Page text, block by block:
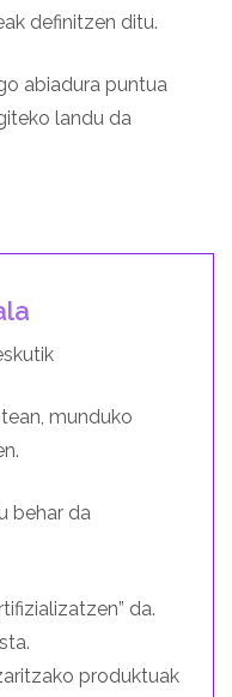
definitzen ditu.
abiadura puntua
landu da
munduko
behar da
da.
produktuak